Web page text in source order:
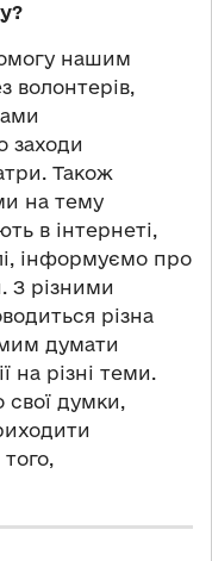
нашим
волонтерів,
заходи
Також
на тему
в інтернеті,
інформуємо про
З різними
різна
думати
на різні теми.
свої думки,